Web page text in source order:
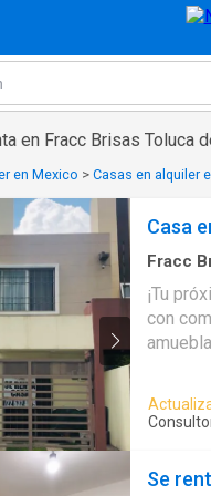
en Fracc Brisas Toluca
en Mexico > Casas en alquiler
Casa
Fracc
¡Tu
con
????
Espacios
Se